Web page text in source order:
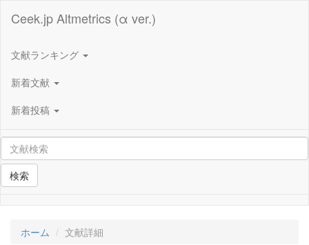
Ceek.jp Altmetrics (α ver.)
文献ランキング
新着文献
新着投稿
検索
ホーム 文献詳細